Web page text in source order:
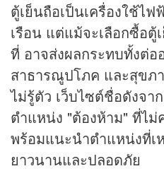
ตู้เย็นถือเป็นเครื่องใช้ไ
เรือน แต่แม้จะเลือกซื้อ
ที่ อาจส่งผลกระทบทั้งต่อ
สาธารณูปโภค และสุขภ
ไม่รู้ตัว เว็บไซต์ชื่อดังจา
ตำแหน่ง "ต้องห้าม" ที่ไม่
พร้อมแนะนำตำแหน่งที่เ
ยาวนานและปลอดภัย